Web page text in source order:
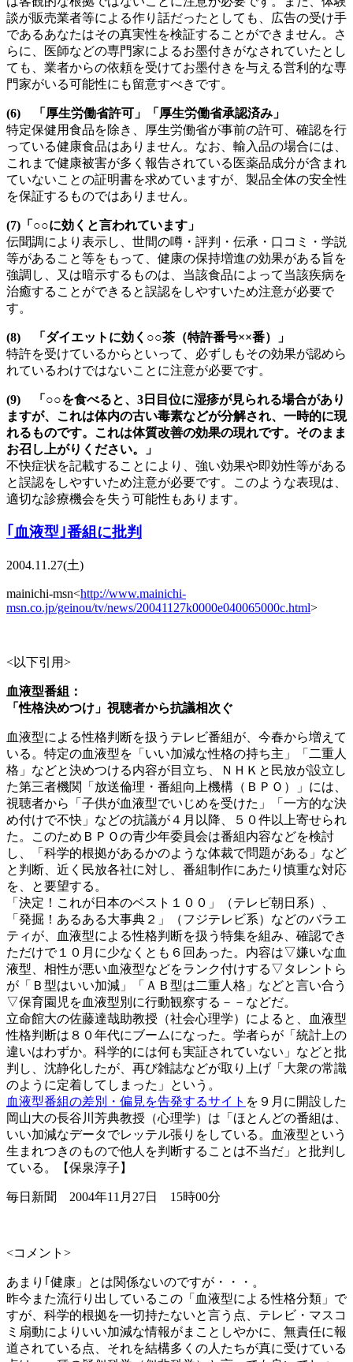
談が販売業者等による作り話だったとしても、広告の受け手
であるあなたはその真実性を検証することができません。さ
らに、医師などの専門家によるお墨付きがなされていたとし
ても、業者からの依頼を受けてお墨付きを与える営利的な専
門家がいる可能性にも留意すべきです。
(6) 「厚生労働省許可」「厚生労働省承認済み」
特定保健用食品を除き、厚生労働省が事前の許可、確認を行
っている健康食品はありません。なお、輸入品の場合には、
これまで健康被害が多く報告されている医薬品成分が含まれ
ていないことの証明書を求めていますが、製品全体の安全性
を保証するものではありません。
(7)「○○に効くと言われています」
伝聞調により表示し、世間の噂・評判・伝承・口コミ・学説
等があること等をもって、健康の保持増進の効果がある旨を
強調し、又は暗示するものは、当該食品によって当該疾病を
治癒することができると誤認をしやすいため注意が必要で
す。
(8) 「ダイエットに効く○○茶（特許番号××番）」
特許を受けているからといって、必ずしもその効果が認めら
れているわけではないことに注意が必要です。
(9) 「○○を食べると、3日目位に湿疹が見られる場合があり
ますが、これは体内の古い毒素などが分解され、一時的に現
れるものです。これは体質改善の効果の現れです。そのまま
お召し上がりください。」
不快症状を記載することにより、強い効果や即効性等がある
と誤認をしやすいため注意が必要です。このような表現は、
適切な診療機会を失う可能性もあります。
｢血液型｣番組に批判
2004.11.27(土)
mainichi-msn<http://www.mainichi-
msn.co.jp/geinou/tv/news/20041127k0000e040065000c.html>
<以下引用>
血液型番組：
「性格決めつけ」視聴者から抗議相次ぐ
血液型による性格判断を扱うテレビ番組が、今春から増えて
いる。特定の血液型を「いい加減な性格の持ち主」「二重人
格」などと決めつける内容が目立ち、ＮＨＫと民放が設立し
た第三者機関「放送倫理・番組向上機構（ＢＰＯ）」には、
視聴者から「子供が血液型でいじめを受けた」「一方的な決
め付けで不快」などの抗議が４月以降、５０件以上寄せられ
た。このためＢＰＯの青少年委員会は番組内容などを検討
し、「科学的根拠があるかのような体裁で問題がある」など
と判断、近く民放各社に対し、番組制作にあたり慎重な対応
を、と要望する。
「決定！これが日本のベスト１００」（テレビ朝日系）、
「発掘！あるある大事典２」（フジテレビ系）などのバラエ
ティが、血液型による性格判断を扱う特集を組み、確認でき
ただけで１０月に少なくとも６回あった。内容は▽嫌いな血
液型、相性が悪い血液型などをランク付けする▽タレントら
が「Ｂ型はいい加減」「ＡＢ型は二重人格」などと言い合う
▽保育園児を血液型別に行動観察する－－などだ。
立命館大の佐藤達哉助教授（社会心理学）によると、血液型
性格判断は８０年代にブームになった。学者らが「統計上の
違いはわずか。科学的には何も実証されていない」などと批
判し、沈静化したが、再び雑誌などが取り上げ「大衆の常識
のように定着してしまった」という。
血液型番組の差別・偏見を告発するサイト を９月に開設した
岡山大の長谷川芳典教授（心理学）は「ほとんどの番組は、
いい加減なデータでレッテル張りをしている。血液型という
生まれつきのもので他人を判断することは不当だ」と批判し
ている。【保泉淳子】
毎日新聞 2004年11月27日 15時00分
<コメント>
あまり｢健康」とは関係ないのですが・・・。
昨今また流行り出しているこの「血液型による性格分類」で
すが、科学的根拠を一切持たないと言う点、テレビ・マスコ
ミ扇動によりいい加減な情報がまことしやかに、無責任に報
道されている点、それを結構多くの人たちが真に受けている